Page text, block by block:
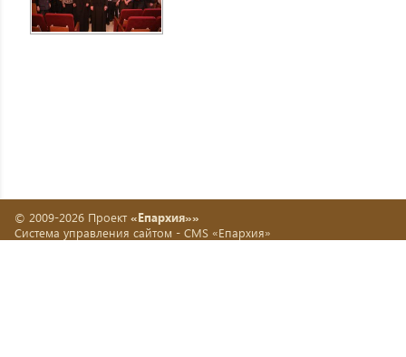
© 2009-2026 Проект «Епархия»»
Система управления сайтом - CMS «Епархия»